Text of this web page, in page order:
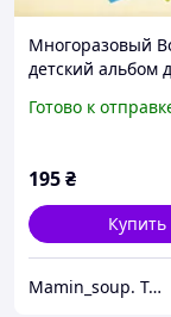
Многоразовый
детский альбом
Готово к
195₴
Купить
Mamin_soup. Товари для дітей та їхньої безпеки